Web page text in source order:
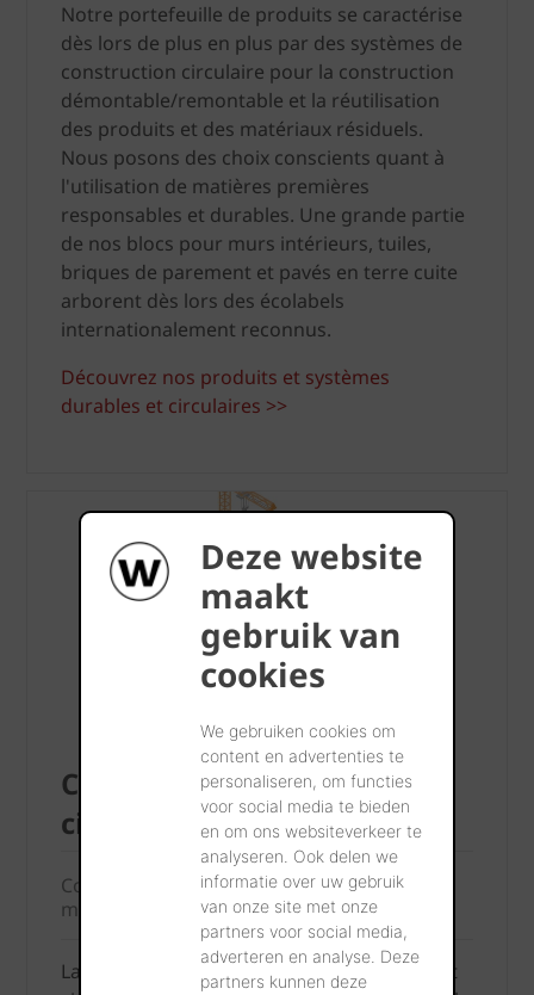
Deze website
maakt
gebruik van
cookies
We gebruiken cookies om
content en advertenties te
personaliseren, om functies
voor social media te bieden
en om ons websiteverkeer te
analyseren. Ook delen we
informatie over uw gebruik
van onze site met onze
partners voor social media,
adverteren en analyse. Deze
partners kunnen deze
Notre portefeuille de produits se caractérise
dès lors de plus en plus par des systèmes de
construction circulaire pour la construction
démontable/remontable et la réutilisation
des produits et des matériaux résiduels.
Nous posons des choix conscients quant à
l'utilisation de matières premières
responsables et durables. Une grande partie
de nos blocs pour murs intérieurs, tuiles,
briques de parement et pavés en terre cuite
arborent dès lors des écolabels
internationalement reconnus.
Découvrez nos produits et systèmes
durables et circulaires >>
Construction durable et
circulaire
Constructions durables et réutilisation des
matériaux
La conception et la construction durables et